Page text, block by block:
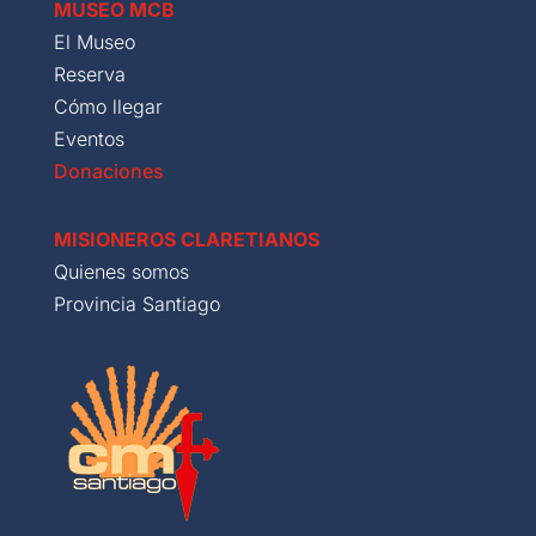
MUSEO MCB
El Museo
Reserva
Cómo llegar
Eventos
Donaciones
MISIONEROS CLARETIANOS
Quienes somos
Provincia Santiago